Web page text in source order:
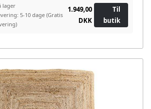
lager
5-10 dage(Gratis
1.949,00
DKK
Til
butik